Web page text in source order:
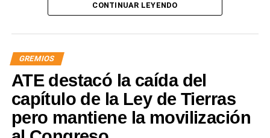
encuentran respuestas, y que el gobierno es el exclusivo
mayoría de la sociedad».
«Lo demuestran las encuestas, a Milei se le están
terminando las balas. Tiene que saber que empezamos a
ir por él», sentenció Aguiar.
Las movilizaciones además se replicarán en todas las
provincias en el marco de la Jornada Nacional de
CONTINUAR LEYENDO
GREMIOS
ATE destacó la caída del
capítulo de la Ley de Tierras
pero mantiene la movilización